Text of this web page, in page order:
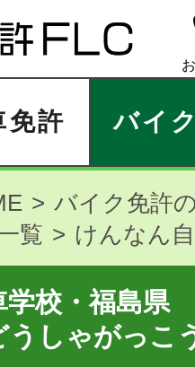
免許 バイ
バイク免許
覧
けんなん
校・福島県
うしゃがっこ